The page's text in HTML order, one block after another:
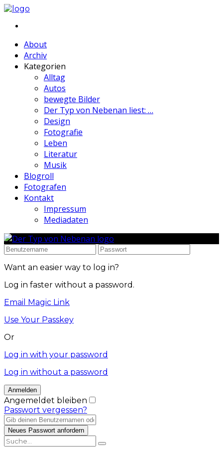
About
Archiv
Kategorien
Alltag
Autos
bewegte Bilder
Der Typ von Nebenan liest: …
Design
Fotografie
Leben
Literatur
Musik
Blogroll
Fotografen
Kontakt
Impressum
Mediadaten
Want an easier way to log in?
Log in faster without a password.
Email Magic Link
Use Your Passkey
Or
Log in with your password
Log in without a password
Angemeldet bleiben
Passwort vergessen?